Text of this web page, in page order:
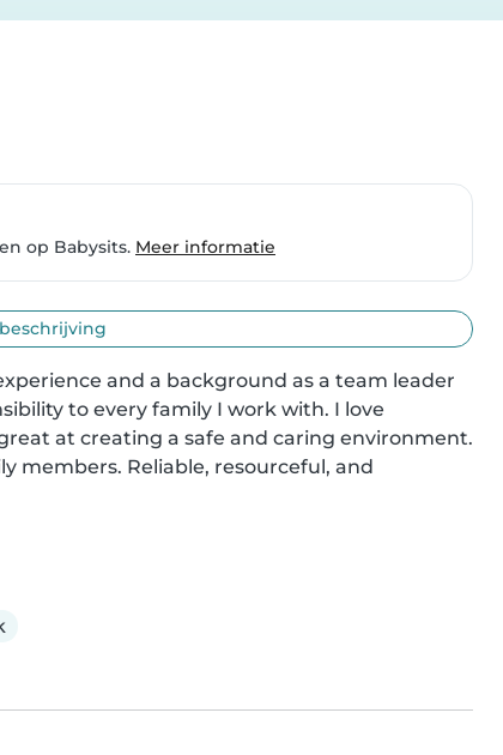
op Babysits. Meer informatie
and a background as a team leader
to every family I work with. I love
at creating a safe and caring environment.
members. Reliable, resourceful, and